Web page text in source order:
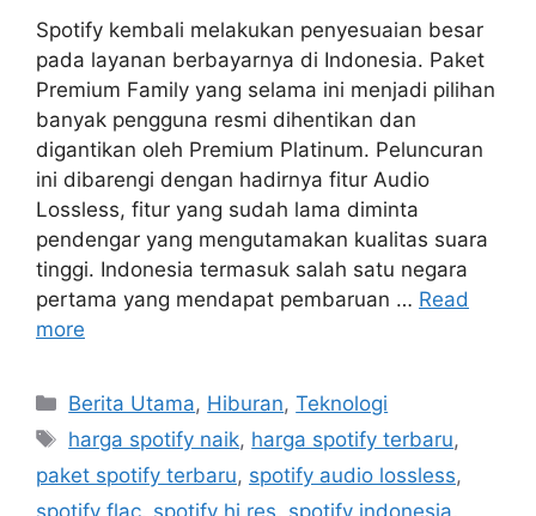
Spotify kembali melakukan penyesuaian besar
pada layanan berbayarnya di Indonesia. Paket
Premium Family yang selama ini menjadi pilihan
banyak pengguna resmi dihentikan dan
digantikan oleh Premium Platinum. Peluncuran
ini dibarengi dengan hadirnya fitur Audio
Lossless, fitur yang sudah lama diminta
pendengar yang mengutamakan kualitas suara
tinggi. Indonesia termasuk salah satu negara
pertama yang mendapat pembaruan … Read
more
C
a
e
Berita Utama, Hiburan,Teknologi
T
a
harga spotify naik, harga spotify terbaru,
paket spotify terbaru, spotify audio lossless,